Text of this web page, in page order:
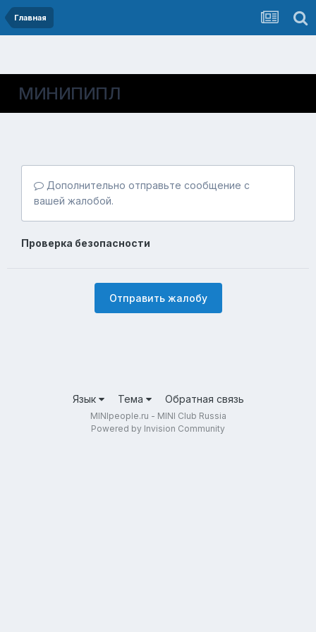
Главная
МИНИПИПЛ
Дополнительно отправьте сообщение с
вашей жалобой.
Проверка безопасности
Отправить жалобу
Язык Тема Обратная связь
MINIpeople.ru - MINI Club Russia
Powered by Invision Community